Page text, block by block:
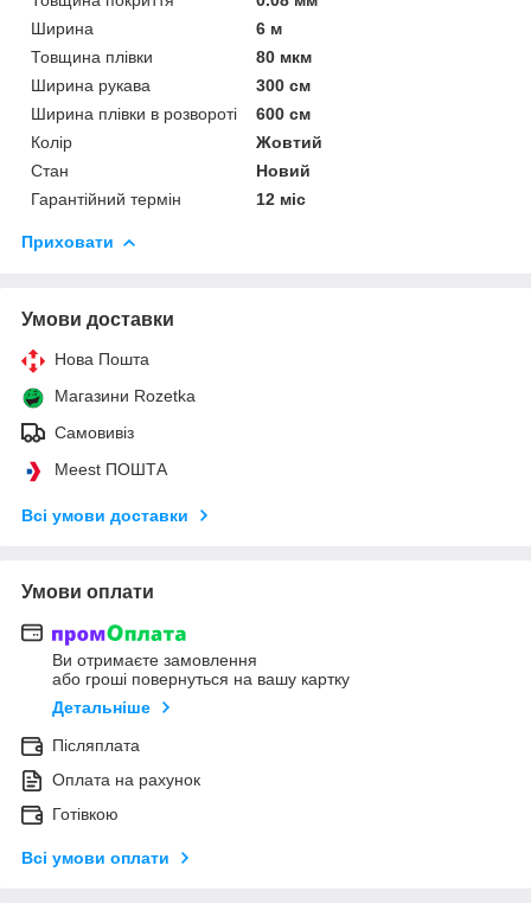
Ширина
6 м
Товщина плівки
80 мкм
Ширина рукава
300 см
Ширина плівки в розвороті
600 см
Колір
Жовтий
Стан
Новий
Гарантійний термін
12 міс
Приховати
Умови доставки
Нова Пошта
Магазини Rozetka
Самовивіз
Meest ПОШТА
Всі умови доставки
Умови оплати
Ви отримаєте замовлення
або гроші повернуться на вашу картку
Детальніше
Післяплата
Оплата на рахунок
Готівкою
Всі умови оплати